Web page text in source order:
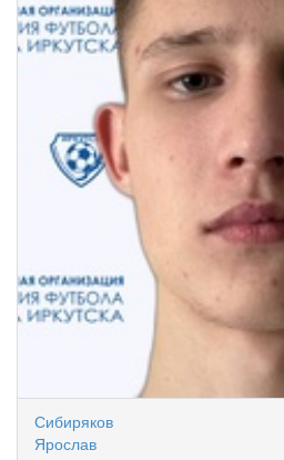
Сибиряков
Ярослав